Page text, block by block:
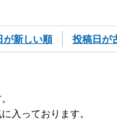
が新しい順 投稿日が
入っております。